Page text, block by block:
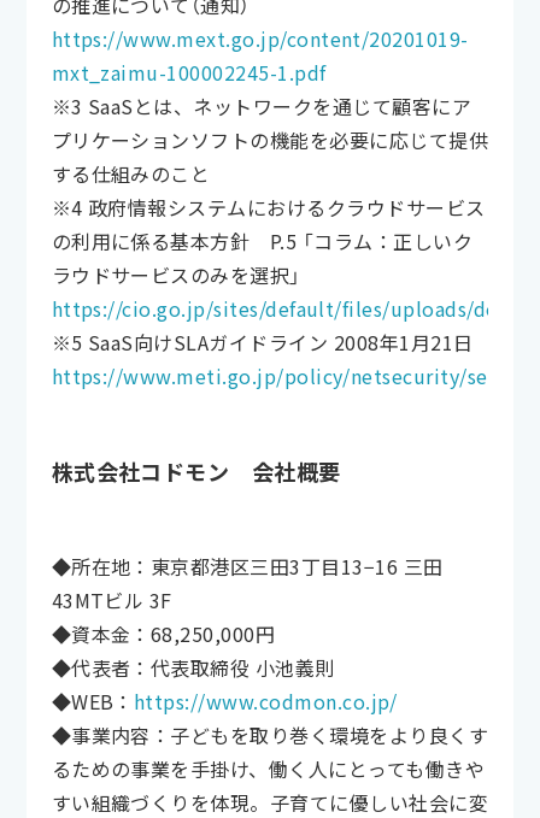
https://www.mext.go.jp/content/20201019-
mxt_zaimu-100002245-1.pdf
※3 SaaSとは、ネットワークを通じて顧客にア
プリケーションソフトの機能を必要に応じて提供
する仕組みのこと
※4 政府情報システムにおけるクラウドサービス
の利用に係る基本方針 P.5 「コラム：正しいク
ラウドサービスのみを選択」
https://cio.go.jp/sites/default/files/uploads/
※5 SaaS向けSLAガイドライン 2008年1月21日
https://www.meti.go.jp/policy/netsecurity/
株式会社コドモン 会社概要
◆所在地：東京都港区三田3丁目13−16 三田
43MTビル 3F
◆資本金：68,250,000円
◆代表者：代表取締役 小池義則
◆WEB： https://www.codmon.co.jp/
◆事業内容：子どもを取り巻く環境をより良くす
るための事業を手掛け、働く人にとっても働きや
すい組織づくりを体現。子育てに優しい社会に変